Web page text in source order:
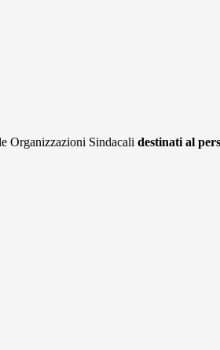
Organizzazioni Sindacali destinati al